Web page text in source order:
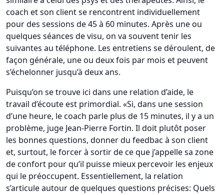
coach et son client se rencontrent individuellement
pour des sessions de 45 à 60 minutes. Après une ou
quelques séances de visu, on va souvent tenir les
suivantes au téléphone. Les entretiens se déroulent, de
façon générale, une ou deux fois par mois et peuvent
s’échelonner jusqu’à deux ans.
Puisqu’on se trouve ici dans une relation d’aide, le
travail d’écoute est primordial. «Si, dans une session
d’une heure, le coach parle plus de 15 minutes, il y a un
problème, juge Jean-Pierre Fortin. Il doit plutôt poser
les bonnes questions, donner du feedbac à son client
et, surtout, le forcer à sortir de ce que j’appelle sa zone
de confort pour qu’il puisse mieux percevoir les enjeux
qui le préoccupent. Essentiellement, la relation
s’articule autour de quelques questions précises: Quels